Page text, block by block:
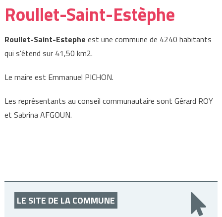
Roullet-Saint-Estèphe
Roullet-Saint-Estephe est une commune de 4240 habitants
qui s'étend sur 41,50 km2.
Le maire est Emmanuel PICHON.
Les représentants au conseil communautaire sont Gérard ROY
et Sabrina AFGOUN.
LE SITE DE LA COMMUNE